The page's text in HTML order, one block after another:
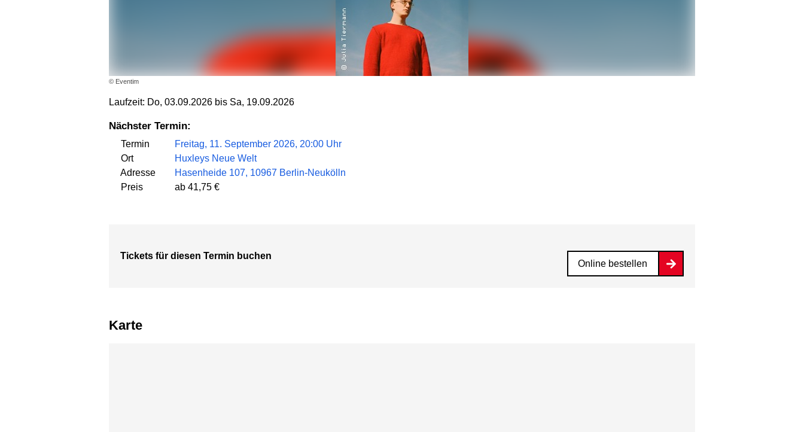
© Eventim
Laufzeit: Do, 03.09.2026 bis Sa, 19.09.2026
Nächster Termin:
Termin
Freitag, 11. September 2026, 20:00 Uhr
Ort
Huxleys Neue Welt
Adresse
Hasenheide 107, 10967 Berlin-Neukölln
Preis
ab 41,75 €
Tickets für diesen Termin buchen
Online bestellen
Karte